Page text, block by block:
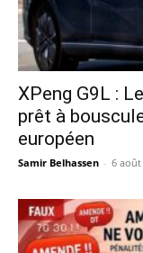
XPeng G9L :
prêt à
européen
Samir Belhassen - 6 août